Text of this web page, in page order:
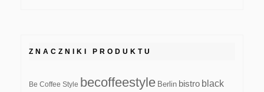
ZNACZNIKI PRODUKTU
Be Coffee Style becoffeestyle Berlin bistro black